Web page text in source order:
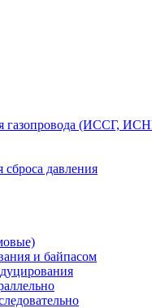
газопровода (ИССГ,
давления
и байпасом